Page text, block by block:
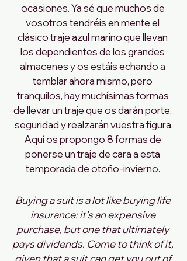
ocasiones. Ya sé que muchos de
vosotros tendréis en mente el
clásico traje azul marino que llevan
los dependientes de los grandes
almacenes y os estáis echando a
temblar ahora mismo, pero
tranquilos, hay muchísimas formas
de llevar un traje que os darán porte,
seguridad y realzarán vuestra figura.
Aquí os propongo 8 formas de
ponerse un traje de cara a esta
temporada de otoño-invierno.
Buying a suit is a lot like buying life
insurance: it’s an expensive
purchase, but one that ultimately
pays dividends. Come to think of it,
given that a suit can get you out of